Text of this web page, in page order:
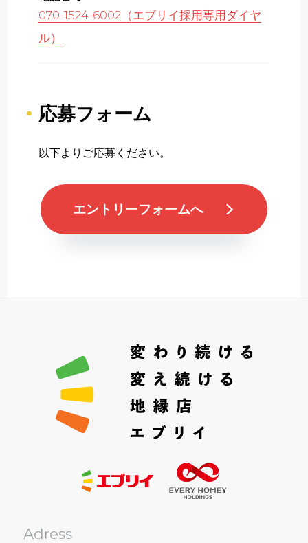
070-1524-6002（エブリイ採用専用ダイヤ
ル）
応募フォーム
以下よりご応募ください。
エントリーフォームへ
Adress